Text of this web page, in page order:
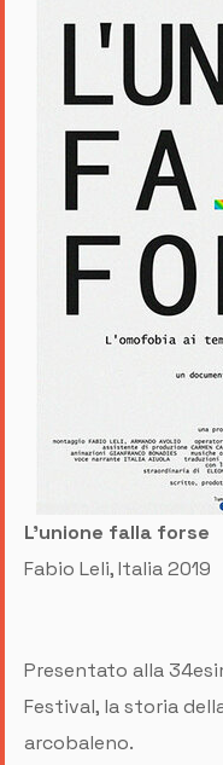
L'unione falla forse
Fabio Leli, Italia 2019
Presentato alla
Festival, la storia
arcobaleno.